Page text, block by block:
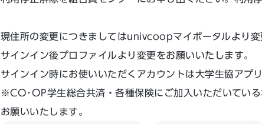
現住所の変更につきましてはunivcoopマイポータルより変
サインイン後プロファイルより変更をお願いいたします。
サインイン時にお使いいただくアカウントは大学生協アプ
※CO･OP学生総合共済・各種保険にご加入いただいてい
お願いいたします。